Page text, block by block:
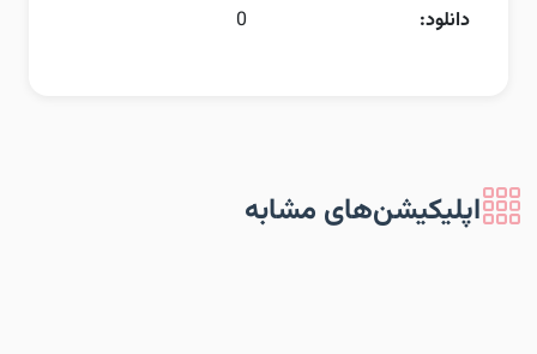
دانلود:
0
اپلیکیشن‌های مشابه